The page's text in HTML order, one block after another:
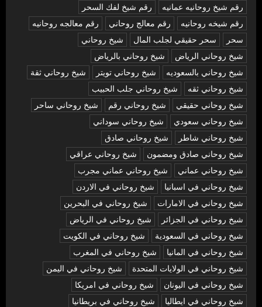
رقم شيخ روحانيه عمانيه
رقم شيخ لفك السحر
رقم شيخه روحانيه
رقم معالج روحاني
رقم معالجه روحانيه
سحر
سحر حقيقي لجلب المال
شيخ روحاني
شيخ روحاني الرياض
شيخ روحاني بالرياض
شيخ روحاني بالسعوديه
شيخ روحاني تويتر
شيخ روحاني ثقة
شيخ روحاني ثقه
شيخ روحاني جلب الحبيب
شيخ روحاني حقيقي
شيخ روحاني رقم
شيخ روحاني ساحر
شيخ روحاني سعودي
شيخ روحاني سوداني
شيخ روحاني شاطر
شيخ روحاني صادق
شيخ روحاني صادق ومضمون
شيخ روحاني عراقي
شيخ روحاني عماني
شيخ روحاني عماني مجرب
شيخ روحاني في اسبانيا
شيخ روحاني في الاردن
شيخ روحاني في الامارات
شيخ روحاني في البحرين
شيخ روحاني في الجزائر
شيخ روحاني في الرياض
شيخ روحاني في السعودية
شيخ روحاني في الكويت
شيخ روحاني في المانيا
شيخ روحاني في المغرب
شيخ روحاني في الولايات المتحدة
شيخ روحاني في اليمن
شيخ روحاني في اليونان
شيخ روحاني في امريكا
شيخ روحاني في ايطاليا
شيخ روحاني في بريطانيا